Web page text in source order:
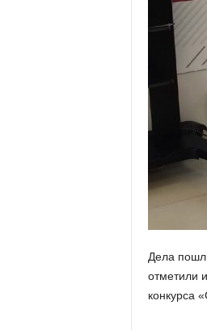
Дела
отметили
конкурса